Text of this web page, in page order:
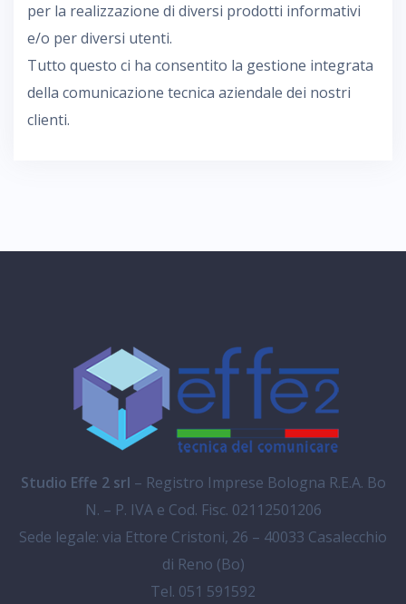
per la realizzazione di diversi prodotti informativi
e/o per diversi utenti.
Tutto questo ci ha consentito la gestione integrata
della comunicazione tecnica aziendale dei nostri
clienti.
Studio Effe 2 srl – Registro Imprese Bologna R.E.A. Bo
N. – P. IVA e Cod. Fisc. 02112501206
Sede legale: via Ettore Cristoni, 26 – 40033 Casalecchio
di Reno (Bo)
Tel. 051 591592